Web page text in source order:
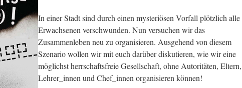
In einer Stadt sind durch einen mysteriösen Vorfall plötzlich alle
Erwachsenen verschwunden. Nun versuchen wir das
Zusammenleben neu zu organisieren. Ausgehend von diesem
Szenario wollen wir mit euch darüber diskutieren, wie wir eine
möglichst herrschaftsfreie Gesellschaft, ohne Autoritäten, Eltern,
Lehrer_innen und Chef_innen organisieren können!